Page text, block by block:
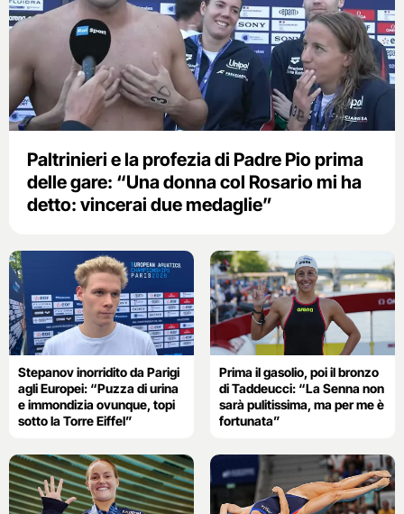
Paltrinieri e la profezia di Padre Pio prima
delle gare: “Una donna col Rosario mi ha
detto: vincerai due medaglie”
Stepanov inorridito da Parigi
agli Europei: “Puzza di urina
e immondizia ovunque, topi
sotto la Torre Eiffel”
Prima il gasolio, poi il bronzo
di Taddeucci: “La Senna non
sarà pulitissima, ma per me è
fortunata”